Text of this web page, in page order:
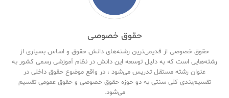
حقوق خصوصی
حقوق خصوصی از قدیمی‌ترین رشته‌های دانش حقوق و اساس بسیاری از
رشته‌هایی است که به دلیل توسعه این دانش در نظام آموزشی رسمی کشور به
عنوان رشته مستقل تدریس می‌شود ، در واقع موضوع حقوق داخلی در
تقسیم‌بندی کلی سنتی به دو حوزه حقوق خصوصی و حقوق‌ عمومی تقسیم
می‌شود.